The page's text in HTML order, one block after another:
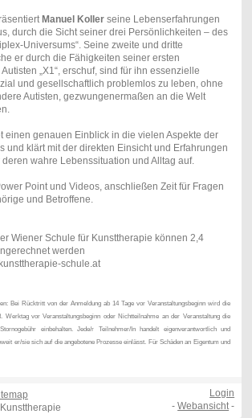
Manuel Kollerseine Lebenserfahrungen
durch die Sicht seiner drei Persönlichkeiten – des
Universums“. Seine zweite und dritte
er durch die Fähigkeiten seiner ersten
„X1“, erschuf, sind für ihn essenzielle
und gesellschaftlich problemlos zu leben, ohne
Autisten, gezwungenermaßen an die Welt
einen genauen Einblick in die vielen Aspekte der
und klärt mit der direkten Einsicht und Erfahrungen
wahre Lebenssituation und Alltag auf.
Point und Videos, anschließen Zeit für Fragen
und Betroffene.
Wiener Schule für Kunsttherapie können 2,4
werden
schule.at
Bei Rücktritt von der Anmeldung ab 14 Tage vor Veranstaltungsbeginn wird die
Werktag vor Veranstaltungsbeginn oder Nichtteilnahme an der Veranstaltung die
einbehalten. Jede/r Teilnehmer/In handelt eigenverantwortlich und
er/sie sich auf die angebotene Prozesse einlässt. Für Schäden an Eigentum und
Login
-Webansicht-